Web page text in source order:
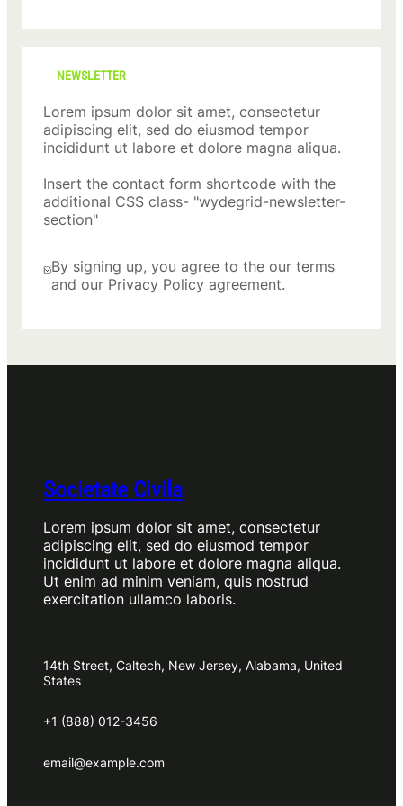
NEWSLETTER
Lorem ipsum dolor sit amet, consectetur
adipiscing elit, sed do eiusmod tempor
incididunt ut labore et dolore magna aliqua.
Insert the contact form shortcode with the
additional CSS class- "wydegrid-newsletter-
section"
By signing up, you agree to the our terms
and our Privacy Policy agreement.
Societate Civila
Lorem ipsum dolor sit amet, consectetur
adipiscing elit, sed do eiusmod tempor
incididunt ut labore et dolore magna aliqua.
Ut enim ad minim veniam, quis nostrud
exercitation ullamco laboris.
14th Street, Caltech, New Jersey, Alabama, United
States
+1 (888) 012-3456
email@example.com